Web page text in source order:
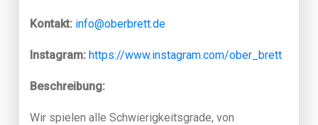
Kontakt: info@oberbrett.de
Instagram: https://www.instagram.com/ober_brett
Beschreibung:
Wir spielen alle Schwierigkeitsgrade, von